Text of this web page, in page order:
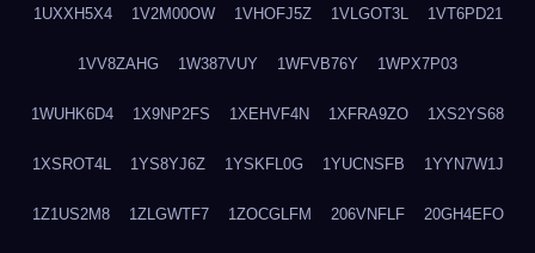
1UXXH5X4 1V2M00OW 1VHOFJ5Z 1VLGOT3L 1VT6PD21
1VV8ZAHG 1W387VUY 1WFVB76Y 1WPX7P03
1WUHK6D4 1X9NP2FS 1XEHVF4N 1XFRA9ZO 1XS2YS68
1XSROT4L 1YS8YJ6Z 1YSKFL0G 1YUCNSFB 1YYN7W1J
1Z1US2M8 1ZLGWTF7 1ZOCGLFM 206VNFLF 20GH4EFO